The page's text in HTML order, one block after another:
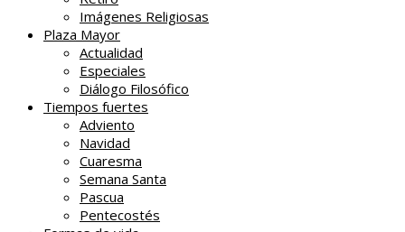
Imágenes Religiosas
Plaza Mayor
Actualidad
Especiales
Diálogo Filosófico
Tiempos fuertes
Adviento
Navidad
Cuaresma
Semana Santa
Pascua
Pentecostés